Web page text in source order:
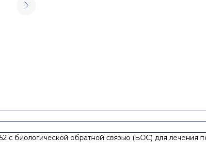
с биологической обратной связью (БОС) для лечения